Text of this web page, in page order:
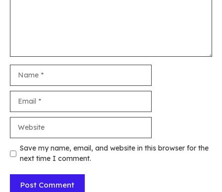
Save my name, email, and website in this browser for the
next time I comment.